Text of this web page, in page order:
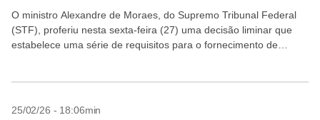
O ministro Alexandre de Moraes, do Supremo Tribunal Federal
(STF), proferiu nesta sexta-feira (27) uma decisão liminar que
estabelece uma série de requisitos para o fornecimento de
25/02/26 - 18:06min